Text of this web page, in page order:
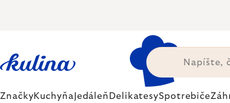
ZnačkyKuchyňa Jedáleň DelikatesySpotrebiče